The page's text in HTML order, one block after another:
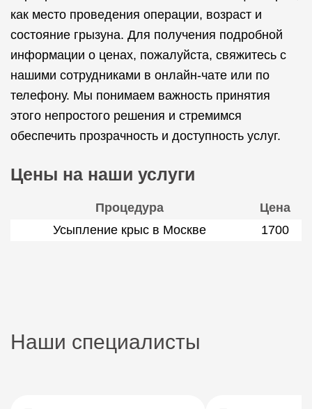
как место проведения операции, возраст и
состояние грызуна. Для получения подробной
информации о ценах, пожалуйста, свяжитесь с
нашими сотрудниками в онлайн-чате или по
телефону. Мы понимаем важность принятия
этого непростого решения и стремимся
обеспечить прозрачность и доступность услуг.
Цены на наши услуги
Процедура
Цена
Усыпление крыс в Москве
1700
Наши специалисты